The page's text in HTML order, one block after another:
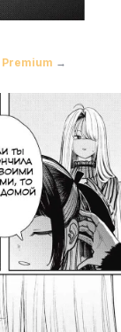
Premium →